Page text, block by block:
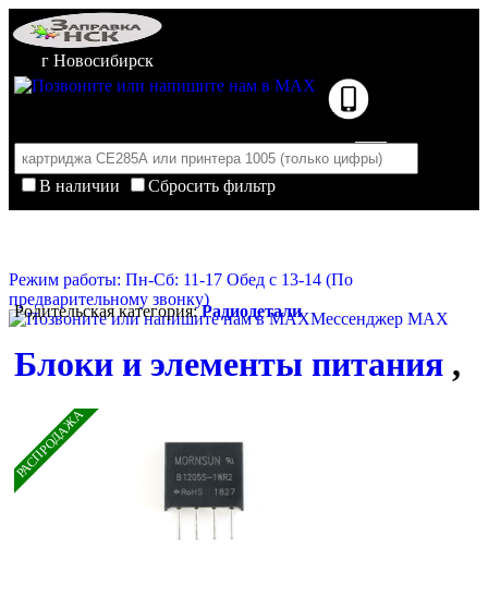
г Новосибирск
В наличии
Сбросить фильтр
Корзина пуста
Режим работы: Пн-Сб: 11-17 Обед с 13-14 (По
предварительному звонку)
Мессенджер MAX
Родительская категория:Радиодетали
Блоки и элементы питания ,
РАСПРОДАЖА